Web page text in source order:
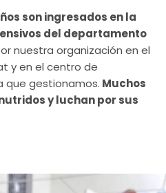
son ingresados en la
del departamento
nuestra organización en el
y en el centro de
gestionamos. Muchos
y luchan por sus